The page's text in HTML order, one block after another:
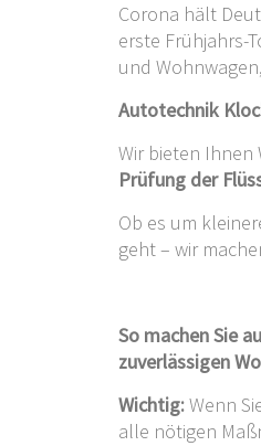
Corona hält
erste Frühjahrs-
und
Autotechnik
Wir bieten Ihnen
Prüfung der
Ob es um
geht – wir
So machen Sie
zuverlässigen
Wichtig:Wenn
alle nötigen